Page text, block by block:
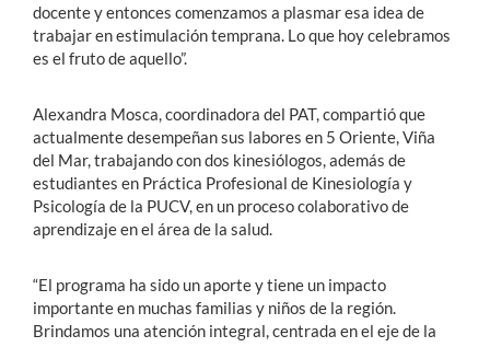
docente y entonces comenzamos a plasmar esa idea de
trabajar en estimulación temprana. Lo que hoy celebramos
es el fruto de aquello”.
Alexandra Mosca, coordinadora del PAT, compartió que
actualmente desempeñan sus labores en 5 Oriente, Viña
del Mar, trabajando con dos kinesiólogos, además de
estudiantes en Práctica Profesional de Kinesiología y
Psicología de la PUCV, en un proceso colaborativo de
aprendizaje en el área de la salud.
“El programa ha sido un aporte y tiene un impacto
importante en muchas familias y niños de la región.
Brindamos una atención integral, centrada en el eje de la